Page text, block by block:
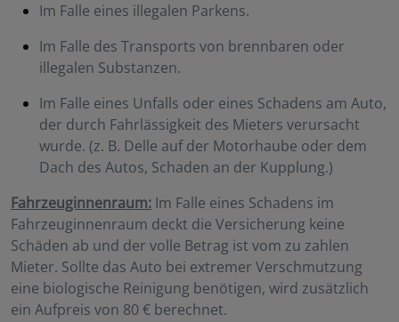
Im Falle eines illegalen Parkens.
Im Falle des Transports von brennbaren oder
illegalen Substanzen.
Im Falle eines Unfalls oder eines Schadens am Auto,
der durch Fahrlässigkeit des Mieters verursacht
wurde. (z. B. Delle auf der Motorhaube oder dem
Dach des Autos, Schaden an der Kupplung.)
Fahrzeuginnenraum: Im Falle eines Schadens im
Fahrzeuginnenraum deckt die Versicherung keine
Schäden ab und der volle Betrag ist vom zu zahlen
Mieter. Sollte das Auto bei extremer Verschmutzung
eine biologische Reinigung benötigen, wird zusätzlich
ein Aufpreis von 80 € berechnet.